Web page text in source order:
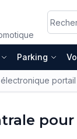
Parking
portail